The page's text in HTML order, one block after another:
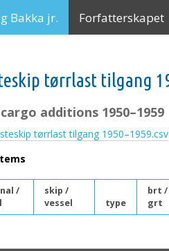
Bakka jr. Forfatterskapet
tørrlast tilgang
additions 1950–1959
tørrlast tilgang 1950–1959.csv
/
skip /
vessel
type
brt /
grt